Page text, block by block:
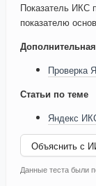
Показатель ИКС
показателю
Проверка
Статьи по теме
Яндекс
Объяснить с
Данные теста были